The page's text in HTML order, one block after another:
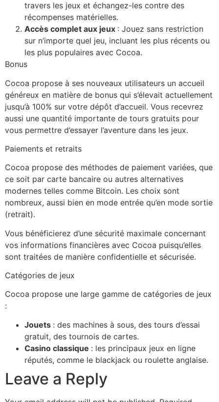
travers les jeux et échangez-les contre des
récompenses matérielles.
Accès complet aux jeux : Jouez sans restriction
sur n’importe quel jeu, incluant les plus récents ou
les plus populaires avec Cocoa.
Bonus
Cocoa propose à ses nouveaux utilisateurs un accueil
généreux en matière de bonus qui s’élevait actuellement
jusqu’à 100% sur votre dépôt d’accueil. Vous recevrez
aussi une quantité importante de tours gratuits pour
vous permettre d’essayer l’aventure dans les jeux.
Paiements et retraits
Cocoa propose des méthodes de paiement variées, que
ce soit par carte bancaire ou autres alternatives
modernes telles comme Bitcoin. Les choix sont
nombreux, aussi bien en mode entrée qu’en mode sortie
(retrait).
Vous bénéficierez d’une sécurité maximale concernant
vos informations financières avec Cocoa puisqu’elles
sont traitées de manière confidentielle et sécurisée.
Catégories de jeux
Cocoa propose une large gamme de catégories de jeux
:
Jouets : des machines à sous, des tours d’essai
gratuit, des tournois de cartes.
Casino classique : les principaux jeux en ligne
réputés, comme le blackjack ou roulette anglaise.
Leave a Reply